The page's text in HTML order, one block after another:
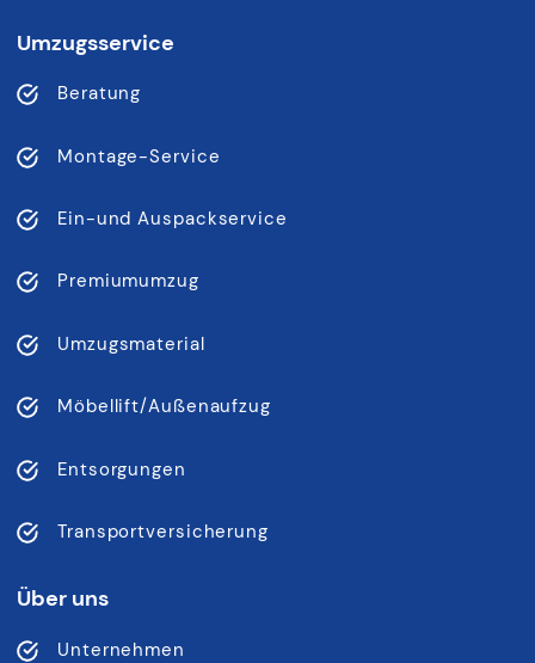
Umzugsservice
Beratung
Montage-Service
Ein-und Auspackservice
Premiumumzug
Umzugsmaterial
Möbellift/Außenaufzug
Entsorgungen
Transportversicherung
Über uns
Unternehmen